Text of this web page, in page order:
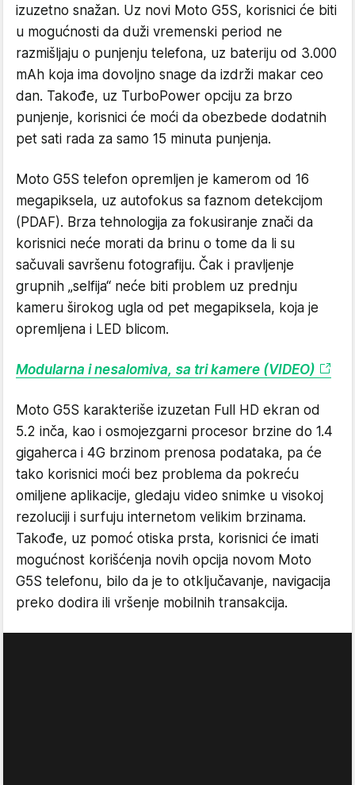
izuzetno snažan. Uz novi Moto G5S, korisnici će biti
u mogućnosti da duži vremenski period ne
razmišljaju o punjenju telefona, uz bateriju od 3.000
mAh koja ima dovoljno snage da izdrži makar ceo
dan. Takođe, uz TurboPower opciju za brzo
punjenje, korisnici će moći da obezbede dodatnih
pet sati rada za samo 15 minuta punjenja.
Moto G5S telefon opremljen je kamerom od 16
megapiksela, uz autofokus sa faznom detekcijom
(PDAF). Brza tehnologija za fokusiranje znači da
korisnici neće morati da brinu o tome da li su
sačuvali savršenu fotografiju. Čak i pravljenje
grupnih „selfija“ neće biti problem uz prednju
kameru širokog ugla od pet megapiksela, koja je
opremljena i LED blicom.
Modularna i nesalomiva, sa tri kamere (VIDEO)
Moto G5S karakteriše izuzetan Full HD ekran od
5.2 inča, kao i osmojezgarni procesor brzine do 1.4
gigaherca i 4G brzinom prenosa podataka, pa će
tako korisnici moći bez problema da pokreću
omiljene aplikacije, gledaju video snimke u visokoj
rezoluciji i surfuju internetom velikim brzinama.
Takođe, uz pomoć otiska prsta, korisnici će imati
mogućnost korišćenja novih opcija novom Moto
G5S telefonu, bilo da je to otključavanje, navigacija
preko dodira ili vršenje mobilnih transakcija.